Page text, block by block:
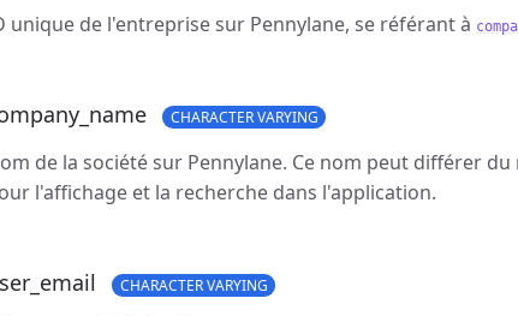
unique de l'entreprise sur Pennylane, se référant à
CHARACTER VARYING
de la société sur Pennylane. Ce nom peut différer
l'affichage et la recherche dans l'application.
CHARACTER VARYING